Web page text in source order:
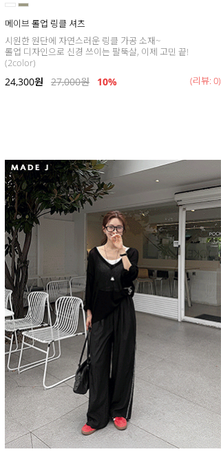
메이브 롤업 링클 셔츠
시원한 원단에 자연스러운 링클 가공 소재~
롤업 디자인으로 신경 쓰이는 팔뚝살, 이제 고민 끝!
(2color)
24,300원 27,000원 10% (리뷰: 0)